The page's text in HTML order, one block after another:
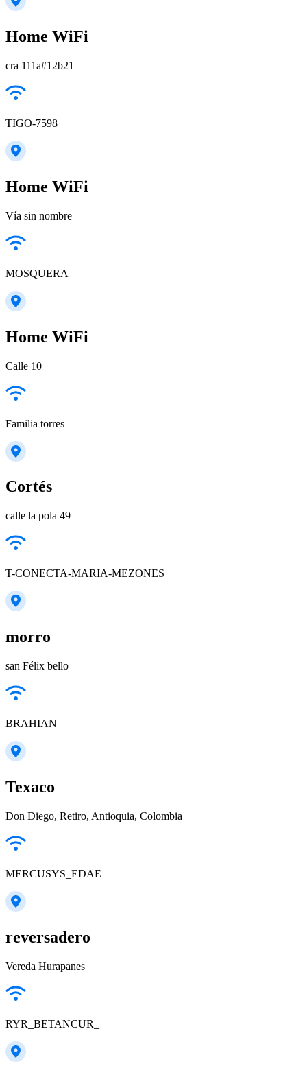
Home WiFi
cra 111a#12b21
TIGO-7598
Home WiFi
Vía sin nombre
MOSQUERA
Home WiFi
Calle 10
Familia torres
Cortés
calle la pola 49
T-CONECTA-MARIA-MEZONES
morro
san Félix bello
BRAHIAN
Texaco
Don Diego, Retiro, Antioquia, Colombia
MERCUSYS_EDAE
reversadero
Vereda Hurapanes
RYR_BETANCUR_